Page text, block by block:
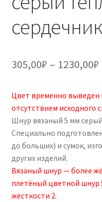
305,00₽ – 1230,00₽
–
Цвет временно выведен
отсутствием исходного
Шнур вязаный 5 мм
Специально
до больших) и сумок,
других изделий.
Вязаный шнур — более
плетёный цветной шнур
жёсткости 2.